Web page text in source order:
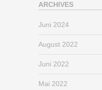
ARCHIVES
Juni 2024
August 2022
Juni 2022
Mai 2022